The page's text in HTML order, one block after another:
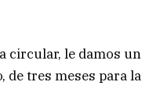
circular, le damos
de tres meses para